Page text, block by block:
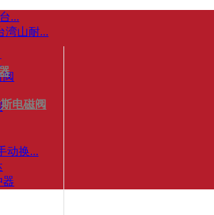
...
湾山耐...
动换...
器
电磁阀